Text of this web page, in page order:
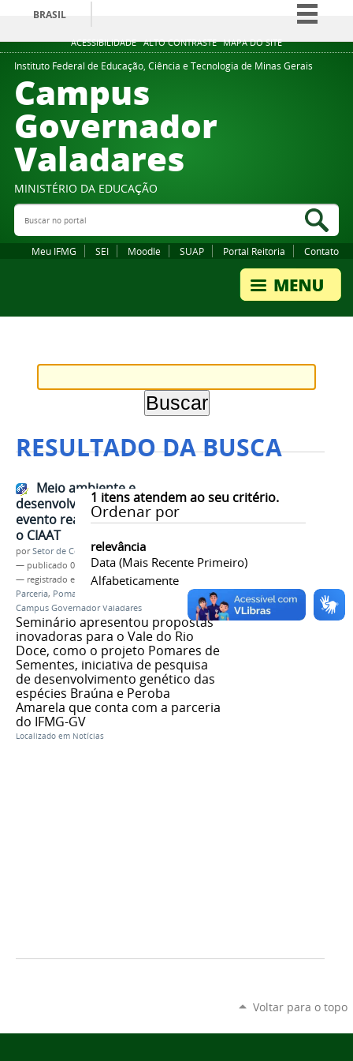
ACESSIBILIDADE ALTO CONTRASTE MAPA DO SITE
BRASIL
Simplifique!
Comunica BR
Instituto Federal de Educação, Ciência e Tecnologia de Minas Gerais
Campus
Governador
Valadares
MINISTÉRIO DA EDUCAÇÃO
Buscar no portal
Meu IFMG SEI Moodle SUAP Portal Reitoria Contato
RESULTADO DA BUSCA
1 itens atendem ao seu critério.
Ordenar por
relevância
Data (mais Recente Primeiro)
Alfabeticamente
Meio ambiente e
desenvolvimento local é tema de
evento realizado em parceria com
o CIAAT
porSetor de Comunicação
— publicado 06/06/2025
— registrado em:
Momento Ambiental,CIAAT
Parceria, Pomares de Sementes IFMG ,
Campus Governador Valadares
Seminário apresentou propostas
inovadoras para o Vale do Rio
Doce, como o projeto Pomares de
Sementes, iniciativa de pesquisa
de desenvolvimento genético das
espécies Braúna e Peroba
Amarela que conta com a parceria
do IFMG-GV
Localizado em Notícias
Voltar para o topo